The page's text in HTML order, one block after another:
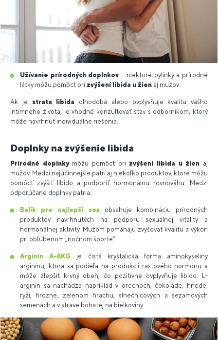
Užívanie prírodných doplnkov – niektoré bylinky a prírodné
látky môžu pomôcť pri zvýšení libida u žien aj mužov.
Ak je strata libida dlhodobá alebo ovplyvňuje kvalitu vášho
intímneho života, je vhodné konzultovať stav s odborníkom, ktorý
môže navrhnúť individuálne riešenia.
Doplnky na zvýšenie libida
Prírodné doplnkymôžu pomôcť pri zvýšení libida u žien aj
mužov. Medzi najúčinnejšie patrí aj niekoľko produktov, ktoré môžu
pomôcť zvýšiť libido a podporiť hormonálnu rovnováhu. Medzi
odporúčané doplnky patria:
Balík pre najlepší sexobsahuje kombináciu prírodných
produktov navrhnutých na podporu sexuálnej vitality a
hormonálnej aktivity. Mužom pomáhajú zvyšovať kvalitu a výkon
pri obľúbenom „nočnom športe“
Arginín A-AKG je čistá kryštalická forma aminokyseliny
arginínu, ktorá sa podieľa na produkcii rastového hormónu a
môže zlepšiť krvný obeh, čo pozitívne ovplyvňuje libido. L-
arginín sa nachádza napríklad v orechoch, čokoláde, hnedej
ryži, hrozne, zelenom hrachu, slnečnicových a sezamových
semenách a v strave bohatej na bielkoviny.